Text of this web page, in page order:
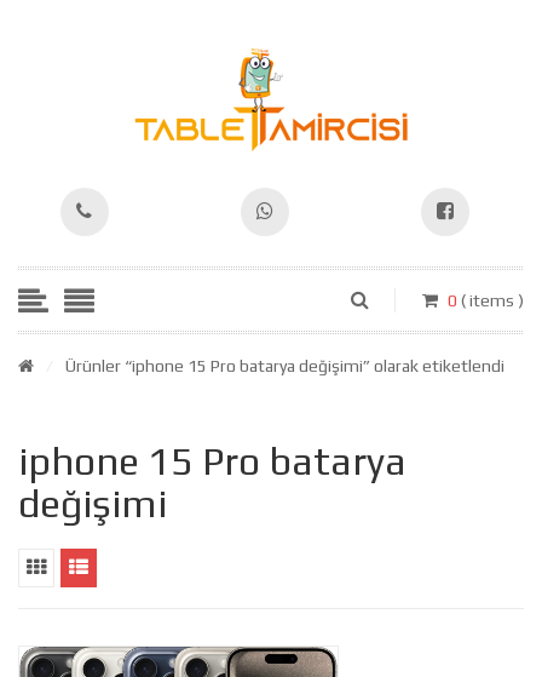
0 ( items )
Ürünler “iphone 15 Pro batarya değişimi” olarak etiketlendi
iphone 15 Pro batarya
değişimi